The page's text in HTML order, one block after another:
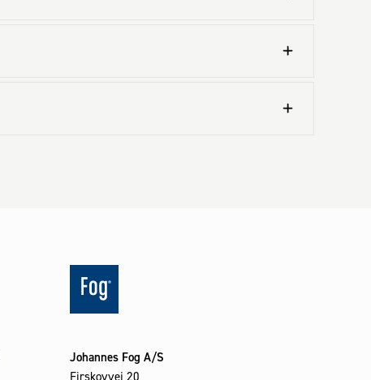
Johannes Fog A/S
Firskovvej 20